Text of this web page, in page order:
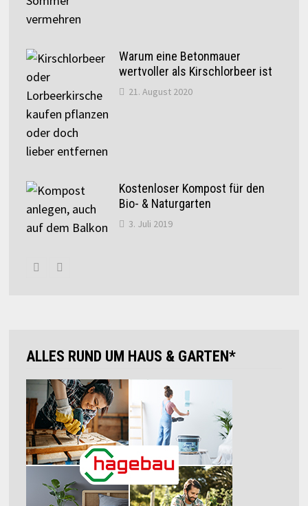
Warum eine Betonmauer
wertvoller als Kirschlorbeer ist
21. August 2020
Kostenloser Kompost für den
Bio- & Naturgarten
3. Juli 2019
ALLES RUND UM HAUS & GARTEN*